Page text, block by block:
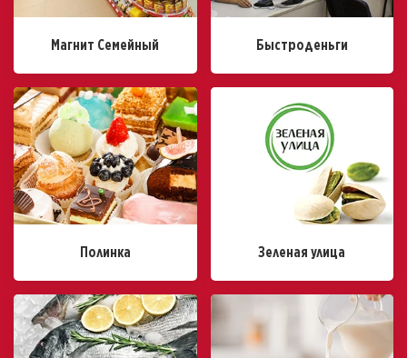
Магнит Семейный Быстроденьги
Полинка Зеленая улица